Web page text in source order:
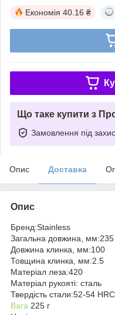
Економія 40.16 ₴
Що таке купити з
Замовлення під
Опис Доставка
Опис
Бренд:Stainless
Загальна довжина, мм:235
Довжина клинка, мм:100
Товщина клинка, мм:2.5
Матеріал леза:420
Матеріал рукояті: сталь
Твердість стали:52-54 HRC
Вага 225 г